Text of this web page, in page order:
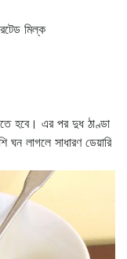
মিল্ক
হবে। এর পর দুধ ঠাণ্ডা
ঘন লাগলে সাধারণ ডেয়ারি